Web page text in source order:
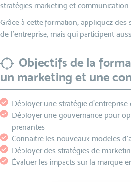
stratégies marketing et
Grâce à cette formation, appliquez
de l'entreprise, mais qui participent
Objectifs de la
un marketing et une
Déployer une stratégie
Déployer une gouvernance pour
prenantes
Connaitre les nouveaux modèles
Déployer des stratégies de
Évaluer les impacts sur la marque